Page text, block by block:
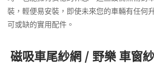
裝，輕便易安裝，即使未來您的車輛有任何
可或缺的實用配件。
磁吸車尾紗網 / 野樂 車窗